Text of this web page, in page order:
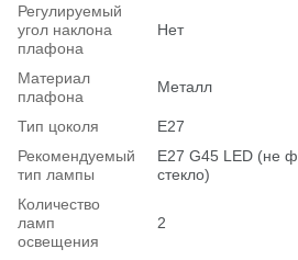
Регулируемый
угол наклона
плафона
Нет
Материал
плафона
Металл
Тип цоколя
E27
Рекомендуемый
тип лампы
Е27 G45 LED (не
стекло)
Количество
ламп
освещения
2